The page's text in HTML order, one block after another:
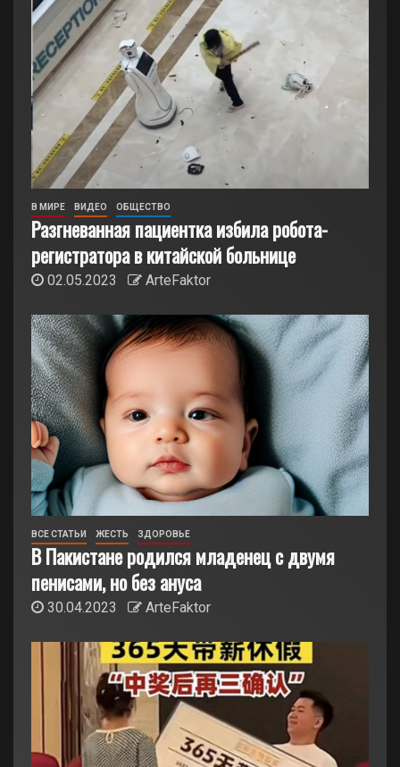
В МИРЕ ВИДЕО ОБЩЕСТВО
Разгневанная пациентка избила робота-
регистратора в китайской больнице
02.05.2023 ArteFaktor
ВСЕ СТАТЬИ ЖЕСТЬ ЗДОРОВЬЕ
В Пакистане родился младенец с двумя
пенисами, но без ануса
30.04.2023 ArteFaktor